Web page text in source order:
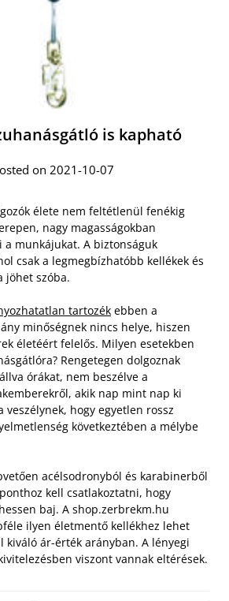
is kapható
on 2021-10-07
élete nem feltétlenül fenékig
nagy magasságokban
a munkájukat. A biztonságuk
csak a legmegbízhatóbb kellékek és
jöhet szóba.
tartozék ebben a
minőségnek nincs helye, hiszen
életéért felelős. Milyen esetekben
Rengetegen dolgoznak
órákat, nem beszélve a
akik nap mint nap ki
veszélynek, hogy egyetlen rossz
következtében a mélybe
acélsodronyból és karabinerből
kell csatlakoztatni, hogy
baj. A shop.zerbrekm.hu
ilyen életmentő kellékhez lehet
kiváló ár-érték arányban. A lényegi
viszont vannak eltérések.